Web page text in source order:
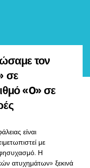
τον
σε
«0» σε
είναι
με
Η
ατυχημάτων» ξεκινά